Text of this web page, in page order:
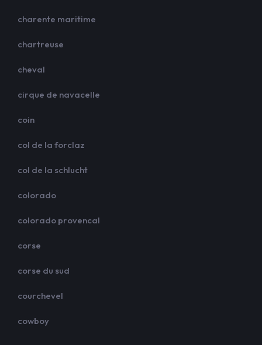
charente maritime
chartreuse
cheval
cirque de navacelle
coin
col de la forclaz
col de la schlucht
colorado
colorado provencal
corse
corse du sud
courchevel
cowboy